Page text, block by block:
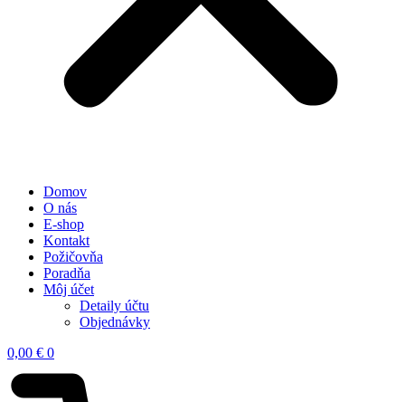
Domov
O nás
E-shop
Kontakt
Požičovňa
Poradňa
Môj účet
Detaily účtu
Objednávky
0,00 € 0